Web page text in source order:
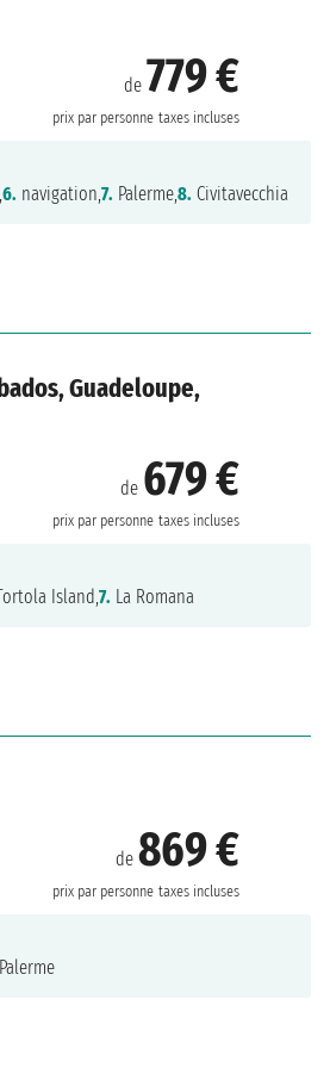
de 779 €
prix par personne taxes incluses
6. navigation,7. Palerme,8. Civitavecchia
Guadeloupe,
de 679 €
prix par personne taxes incluses
Island,7. La Romana
de869 €
prix par personne taxes incluses
Palerme